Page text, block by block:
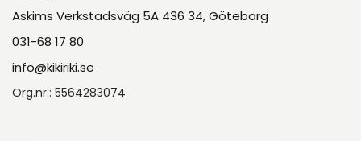
Askims Verkstadsväg 5A 436 34, Göteborg
031-68 17 80
info@kikiriki.se
Org.nr.: 5564283074